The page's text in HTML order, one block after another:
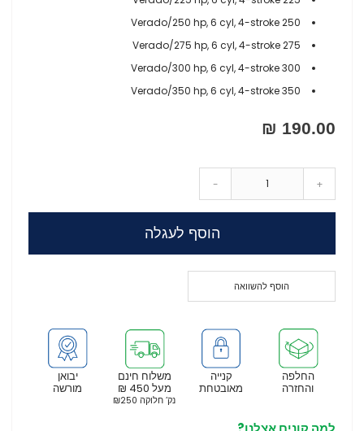
190.00 ₪
- +
הוסף לעגלה
הוסף להשוואה
יבואן
מורשה
משלוח חינם
מעל 450 ₪
נק’ חלוקה ₪250
קנייה
מאובטחת
החלפה
והחזרה